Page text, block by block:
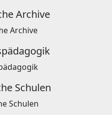
Archive
Schulen